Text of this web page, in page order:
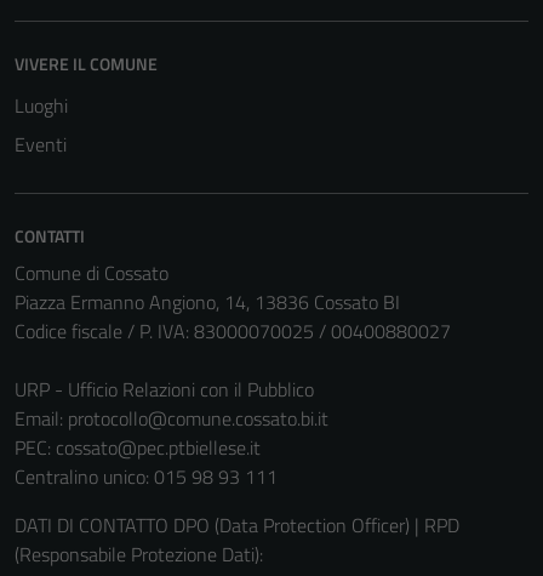
VIVERE IL COMUNE
Luoghi
Eventi
CONTATTI
Comune di Cossato
Piazza Ermanno Angiono, 14, 13836 Cossato BI
Codice fiscale / P. IVA: 83000070025 / 00400880027
URP - Ufficio Relazioni con il Pubblico
Email: protocollo@comune.cossato.bi.it
PEC: cossato@pec.ptbiellese.it
Centralino unico: 015 98 93 111
DATI DI CONTATTO DPO (Data Protection Officer) | RPD
(Responsabile Protezione Dati):
essere
informazioni
personali.